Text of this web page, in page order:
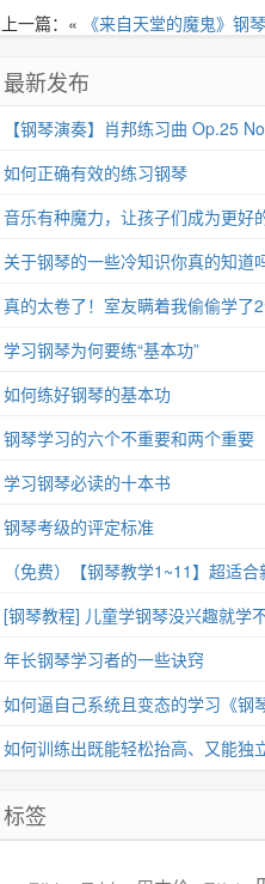
上一篇：« 《来自天堂的魔鬼》钢
最新发布
【钢琴演奏】肖邦练习曲 Op.25
如何正确有效的练习钢琴
音乐有种魔力，让孩子们成为更好
关于钢琴的一些冷知识你真的知道
真的太卷了！室友瞒着我偷偷学了
学习钢琴为何要练“基本功”
如何练好钢琴的基本功
钢琴学习的六个不重要和两个重要
学习钢琴必读的十本书
钢琴考级的评定标准
（免费）【钢琴教学1~11】超适
[钢琴教程] 儿童学钢琴没兴趣就学
年长钢琴学习者的一些诀窍
如何逼自己系统且变态的学习《钢
如何训练出既能轻松抬高、又能独
标签